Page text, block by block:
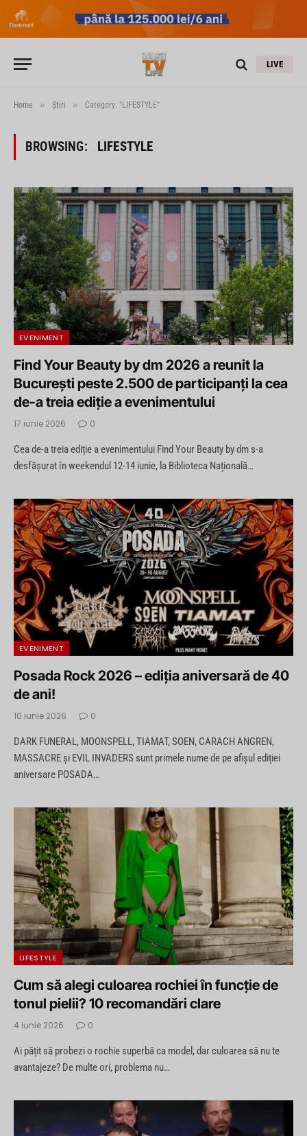
LIVE
Home » Știri » Category: "LIFESTYLE"
BROWSING: LIFESTYLE
EVENIMENT
Find Your Beauty by dm 2026 a reunit la
București peste 2.500 de participanți la cea
de-a treia ediție a evenimentului
17 iunie 2026 0
Cea de-a treia ediție a evenimentului Find Your Beauty by dm s-a
desfășurat în weekendul 12-14 iunie, la Biblioteca Națională…
EVENIMENT
Posada Rock 2026 – ediția aniversară de 40
de ani!
10 iunie 2026 0
DARK FUNERAL, MOONSPELL, TIAMAT, SOEN, CARACH ANGREN,
MASSACRE și EVIL INVADERS sunt primele nume de pe afișul ediției
aniversare POSADA…
LIFESTYLE
Cum să alegi culoarea rochiei în funcție de
tonul pielii? 10 recomandări clare
4 iunie 2026 0
Ai pățit să probezi o rochie superbă ca model, dar culoarea să nu te
avantajeze? De multe ori, problema nu…